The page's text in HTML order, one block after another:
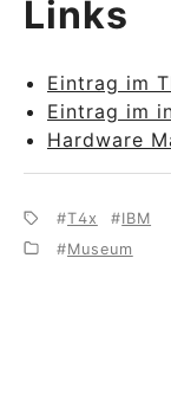
Links
Eintrag im
Eintrag im
Hardware
T4x
IBM
Museum